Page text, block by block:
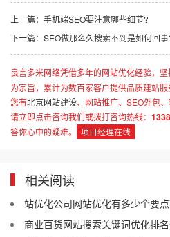
上一篇： 手机端SEO要注意哪些细节?
下一篇： SEO做那么久搜索不到是如何回事
良言多米网络凭借多年的网站优化经验，坚
为宗旨，累计为数百家客户提供品质建站
您有北京网站建设、网站推广、SEO外包
请立即点击咨询我们或拨打咨询热线：
答你心中的疑难。
项目经理在线
相关阅读
站优化公司网站优化有多少个要点
商业百货网站搜索关键词优化排名优